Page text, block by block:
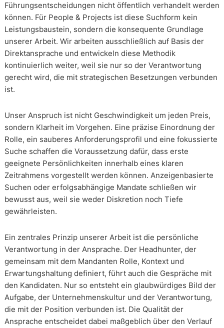
Führungsentscheidungen nicht öffentlich verhandelt werden
können. Für People & Projects ist diese Suchform kein
Leistungsbaustein, sondern die konsequente Grundlage
unserer Arbeit. Wir arbeiten ausschließlich auf Basis der
Direktansprache und entwickeln diese Methodik
kontinuierlich weiter, weil sie nur so der Verantwortung
gerecht wird, die mit strategischen Besetzungen verbunden
ist.
Unser Anspruch ist nicht Geschwindigkeit um jeden Preis,
sondern Klarheit im Vorgehen. Eine präzise Einordnung der
Rolle, ein sauberes Anforderungsprofil und eine fokussierte
Suche schaffen die Voraussetzung dafür, dass erste
geeignete Persönlichkeiten innerhalb eines klaren
Zeitrahmens vorgestellt werden können. Anzeigenbasierte
Suchen oder erfolgsabhängige Mandate schließen wir
bewusst aus, weil sie weder Diskretion noch Tiefe
gewährleisten.
Ein zentrales Prinzip unserer Arbeit ist die persönliche
Verantwortung in der Ansprache. Der Headhunter, der
gemeinsam mit dem Mandanten Rolle, Kontext und
Erwartungshaltung definiert, führt auch die Gespräche mit
den Kandidaten. Nur so entsteht ein glaubwürdiges Bild der
Aufgabe, der Unternehmenskultur und der Verantwortung,
die mit der Position verbunden ist. Die Qualität der
Ansprache entscheidet dabei maßgeblich über den Verlauf